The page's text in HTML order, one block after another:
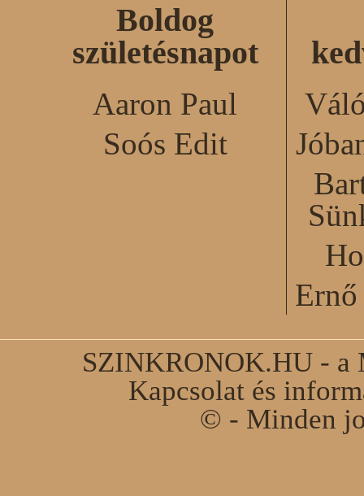
Boldog
születésnapot
Aaron Paul
Soós Edit
SZINKRONOK.HU - a
Kapcsolat és
© - Minden